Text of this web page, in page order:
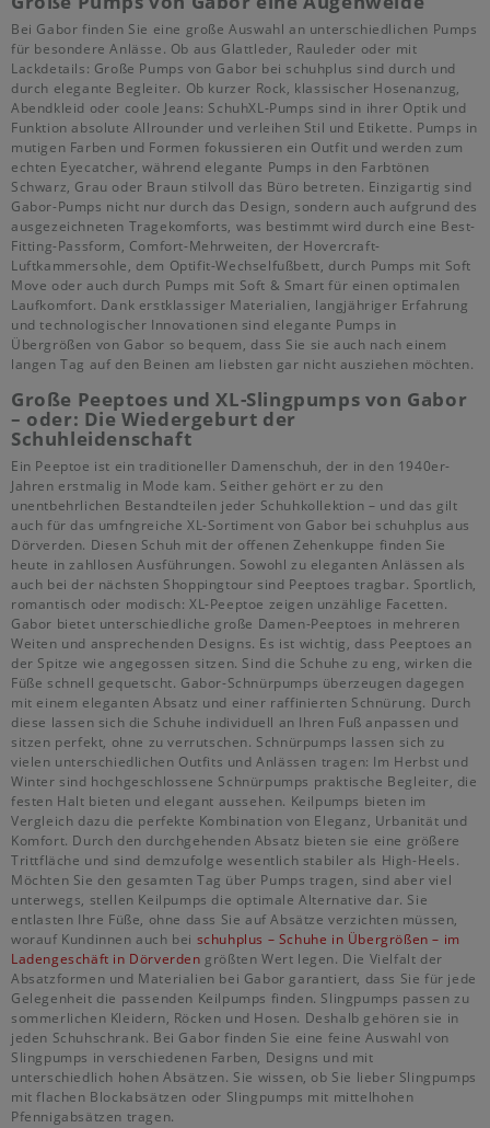
Bei Gabor finden Sie eine große Auswahl an unterschiedlichen Pumps
für besondere Anlässe. Ob aus Glattleder, Rauleder oder mit
Lackdetails: Große Pumps von Gabor bei schuhplus sind durch und
durch elegante Begleiter. Ob kurzer Rock, klassischer Hosenanzug,
Abendkleid oder coole Jeans: SchuhXL-Pumps sind in ihrer Optik und
Funktion absolute Allrounder und verleihen Stil und Etikette. Pumps in
mutigen Farben und Formen fokussieren ein Outfit und werden zum
echten Eyecatcher, während elegante Pumps in den Farbtönen
Schwarz, Grau oder Braun stilvoll das Büro betreten. Einzigartig sind
Gabor-Pumps nicht nur durch das Design, sondern auch aufgrund des
ausgezeichneten Tragekomforts, was bestimmt wird durch eine Best-
Fitting-Passform, Comfort-Mehrweiten, der Hovercraft-
Luftkammersohle, dem Optifit-Wechselfußbett, durch Pumps mit Soft
Move oder auch durch Pumps mit Soft & Smart für einen optimalen
Laufkomfort. Dank erstklassiger Materialien, langjähriger Erfahrung
und technologischer Innovationen sind elegante Pumps in
Übergrößen von Gabor so bequem, dass Sie sie auch nach einem
langen Tag auf den Beinen am liebsten gar nicht ausziehen möchten.
Große Peeptoes und XL-Slingpumps von Gabor
– oder: Die Wiedergeburt der
Schuhleidenschaft
Ein Peeptoe ist ein traditioneller Damenschuh, der in den 1940er-
Jahren erstmalig in Mode kam. Seither gehört er zu den
unentbehrlichen Bestandteilen jeder Schuhkollektion – und das gilt
auch für das umfngreiche XL-Sortiment von Gabor bei schuhplus aus
Dörverden. Diesen Schuh mit der offenen Zehenkuppe finden Sie
heute in zahllosen Ausführungen. Sowohl zu eleganten Anlässen als
auch bei der nächsten Shoppingtour sind Peeptoes tragbar. Sportlich,
romantisch oder modisch: XL-Peeptoe zeigen unzählige Facetten.
Gabor bietet unterschiedliche große Damen-Peeptoes in mehreren
Weiten und ansprechenden Designs. Es ist wichtig, dass Peeptoes an
der Spitze wie angegossen sitzen. Sind die Schuhe zu eng, wirken die
Füße schnell gequetscht. Gabor-Schnürpumps überzeugen dagegen
mit einem eleganten Absatz und einer raffinierten Schnürung. Durch
diese lassen sich die Schuhe individuell an Ihren Fuß anpassen und
sitzen perfekt, ohne zu verrutschen. Schnürpumps lassen sich zu
vielen unterschiedlichen Outfits und Anlässen tragen: Im Herbst und
Winter sind hochgeschlossene Schnürpumps praktische Begleiter, die
festen Halt bieten und elegant aussehen. Keilpumps bieten im
Vergleich dazu die perfekte Kombination von Eleganz, Urbanität und
Komfort. Durch den durchgehenden Absatz bieten sie eine größere
Trittfläche und sind demzufolge wesentlich stabiler als High-Heels.
Möchten Sie den gesamten Tag über Pumps tragen, sind aber viel
unterwegs, stellen Keilpumps die optimale Alternative dar. Sie
entlasten Ihre Füße, ohne dass Sie auf Absätze verzichten müssen,
worauf Kundinnen auch bei schuhplus – Schuhe in Übergrößen – im
Ladengeschäft in Dörverden größten Wert legen. Die Vielfalt der
Absatzformen und Materialien bei Gabor garantiert, dass Sie für jede
Gelegenheit die passenden Keilpumps finden. Slingpumps passen zu
sommerlichen Kleidern, Röcken und Hosen. Deshalb gehören sie in
jeden Schuhschrank. Bei Gabor finden Sie eine feine Auswahl von
Slingpumps in verschiedenen Farben, Designs und mit
unterschiedlich hohen Absätzen. Sie wissen, ob Sie lieber Slingpumps
mit flachen Blockabsätzen oder Slingpumps mit mittelhohen
Pfennigabsätzen tragen.